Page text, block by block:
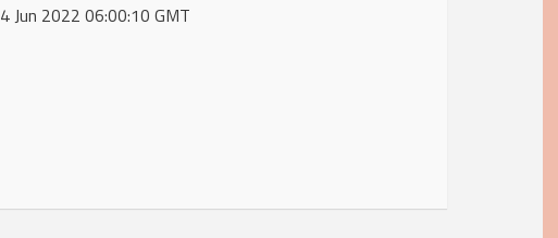
Jun 2022 06:00:10 GMT